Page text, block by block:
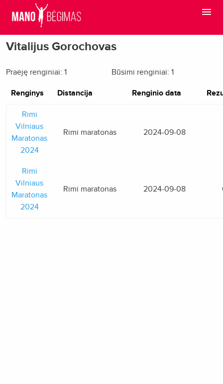
Vitalijus Gorochovas
Praėję renginiai: 1 Būsimi renginiai: 1
Renginys Distancija Renginio data
Rimi
Vilniaus
Maratonas
2024
Rimi maratonas 2024-09-08
Rimi
Vilniaus
Maratonas
2024
Rimi maratonas 2024-09-08